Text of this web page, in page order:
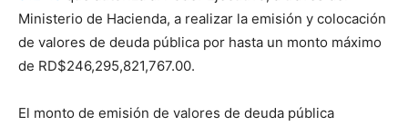
Ministerio de Hacienda, a realizar la emisión y colocación
de valores de deuda pública por hasta un monto máximo
de RD$246,295,821,767.00.
El monto de emisión de valores de deuda pública